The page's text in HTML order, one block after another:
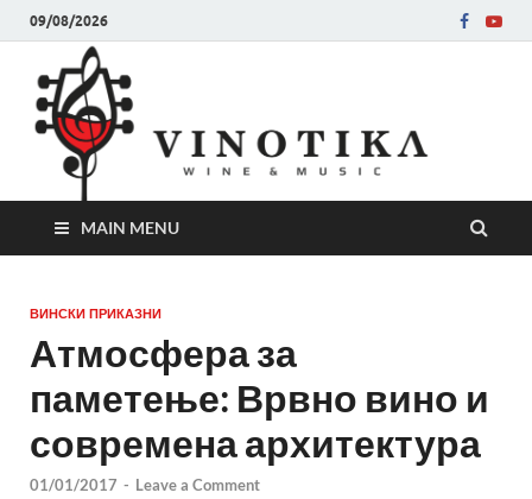
09/08/2026
MAIN MENU
ВИНСКИ ПРИКАЗНИ
Атмосфера за
паметење: Врвно вино и
современа архитектура
01/01/2017 - Leave a Comment